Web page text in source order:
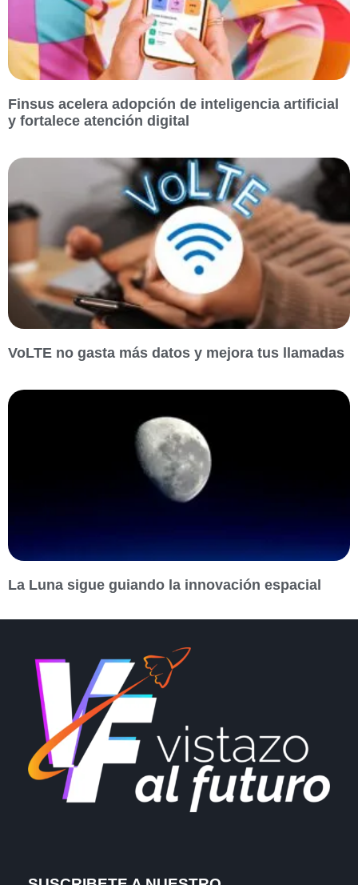
Finsus acelera adopción de inteligencia artificial
y fortalece atención digital
VoLTE no gasta más datos y mejora tus llamadas
La Luna sigue guiando la innovación espacial